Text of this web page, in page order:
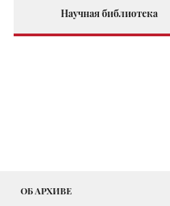
Научная библиотека
ОБ АРХИВЕ